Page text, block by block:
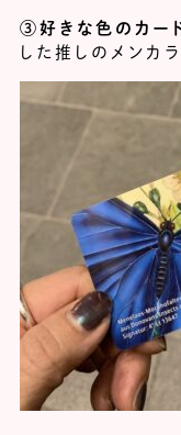
③好きな色のカー
した推しのメンカ